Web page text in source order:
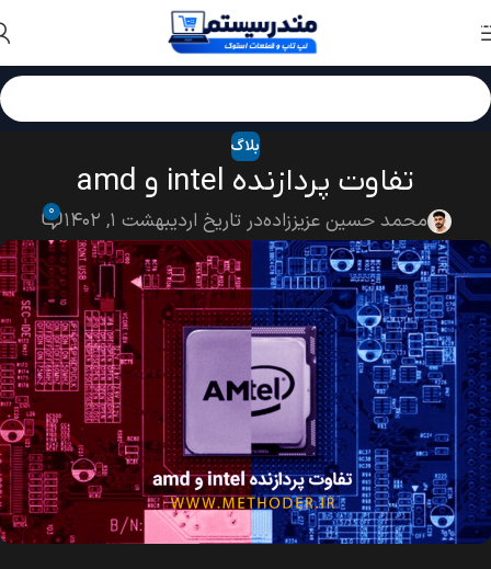
Skip to navigation
Skip to main content
بلاگ
تفاوت پردازنده intel و amd
محمد حسین عزیززادهدر تاریخ اردیبهشت ۱, ۱۴۰۲ ۰